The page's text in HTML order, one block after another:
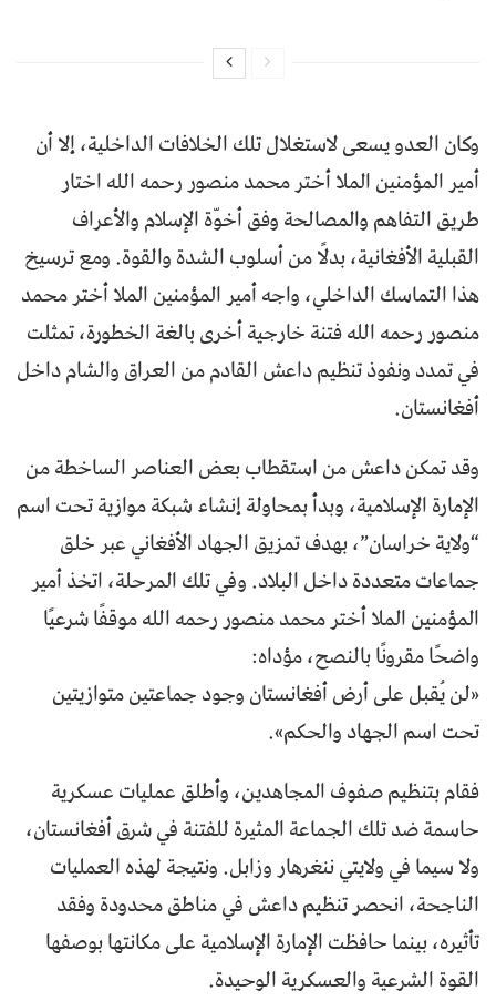
وكان العدو يسعى لاستغلال تلك الخلافات الداخلية، إلا أن
أمير المؤمنين الملا أختر محمد منصور رحمه الله اختار
طريق التفاهم والمصالحة وفق أخوّة الإسلام والأعراف
القبلية الأفغانية، بدلًا من أسلوب الشدة والقوة. ومع ترسيخ
هذا التماسك الداخلي، واجه أمير المؤمنين الملا أختر محمد
منصور رحمه الله فتنة خارجية أخرى بالغة الخطورة، تمثلت
في تمدد ونفوذ تنظيم داعش القادم من العراق والشام داخل
أفغانستان.
وقد تمكن داعش من استقطاب بعض العناصر الساخطة من
الإمارة الإسلامية، وبدأ بمحاولة إنشاء شبكة موازية تحت اسم
“ولاية خراسان”، بهدف تمزيق الجهاد الأفغاني عبر خلق
جماعات متعددة داخل البلاد. وفي تلك المرحلة، اتخذ أمير
المؤمنين الملا أختر محمد منصور رحمه الله موقفًا شرعيًا
واضحًا مقرونًا بالنصح، مؤداه:
«لن يُقبل على أرض أفغانستان وجود جماعتين متوازيتين
تحت اسم الجهاد والحكم».
فقام بتنظيم صفوف المجاهدين، وأطلق عمليات عسكرية
حاسمة ضد تلك الجماعة المثيرة للفتنة في شرق أفغانستان،
ولا سيما في ولايتي ننغرهار وزابل. ونتيجة لهذه العمليات
الناجحة، انحصر تنظيم داعش في مناطق محدودة وفقد
تأثيره، بينما حافظت الإمارة الإسلامية على مكانتها بوصفها
القوة الشرعية والعسكرية الوحيدة.